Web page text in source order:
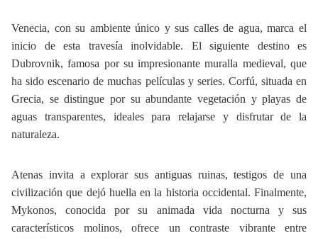
Venecia, con su ambiente único y sus calles de agua, marca el
inicio de esta travesía inolvidable. El siguiente destino es
Dubrovnik, famosa por su impresionante muralla medieval, que
ha sido escenario de muchas películas y series. Corfú, situada en
Grecia, se distingue por su abundante vegetación y playas de
aguas transparentes, ideales para relajarse y disfrutar de la
naturaleza.
Atenas invita a explorar sus antiguas ruinas, testigos de una
civilización que dejó huella en la historia occidental. Finalmente,
Mykonos, conocida por su animada vida nocturna y sus
característicos molinos, ofrece un contraste vibrante entre